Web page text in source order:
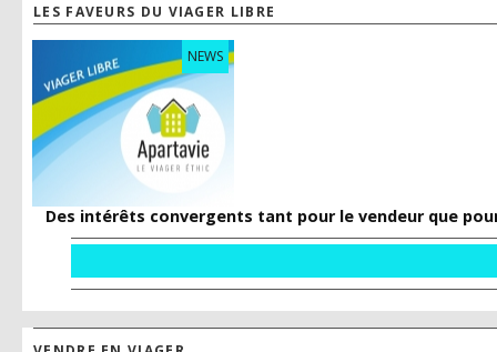
LES FAVEURS DU VIAGER LIBRE
NEWS
Des intérêts convergents tant pour le vendeur que